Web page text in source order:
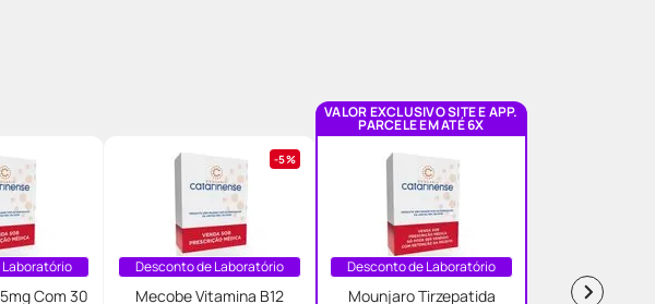
Com 30
5%
Desconto de Laboratório
Mecobe Vitamina B12
VALOR EXCLUSIVO SITE E APP.
PARCELE EM ATÉ 6X
Desconto de Laboratório
Mounjaro Tirzepatida